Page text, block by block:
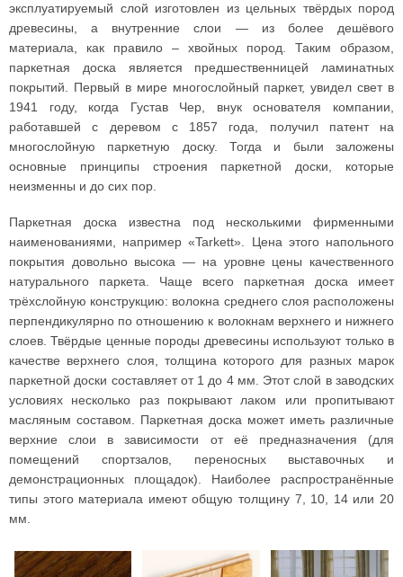
эксплуатируемый слой изготовлен из цельных твёрдых пород
древесины, а внутренние слои — из более дешёвого
материала, как правило – хвойных пород. Таким образом,
паркетная доска является предшественницей ламинатных
покрытий. Первый в мире многослойный паркет, увидел свет в
1941 году, когда Густав Чер, внук основателя компании,
работавшей с деревом с 1857 года, получил патент на
многослойную паркетную доску. Тогда и были заложены
основные принципы строения паркетной доски, которые
неизменны и до сих пор.
Паркетная доска известна под несколькими фирменными
наименованиями, например «Tarkett». Цена этого напольного
покрытия довольно высока — на уровне цены качественного
натурального паркета. Чаще всего паркетная доска имеет
трёхслойную конструкцию: волокна среднего слоя расположены
перпендикулярно по отношению к волокнам верхнего и нижнего
слоев. Твёрдые ценные породы древесины используют только в
качестве верхнего слоя, толщина которого для разных марок
паркетной доски составляет от 1 до 4 мм. Этот слой в заводских
условиях несколько раз покрывают лаком или пропитывают
масляным составом. Паркетная доска может иметь различные
верхние слои в зависимости от её предназначения (для
помещений спортзалов, переносных выставочных и
демонстрационных площадок). Наиболее распространённые
типы этого материала имеют общую толщину 7, 10, 14 или 20
мм.